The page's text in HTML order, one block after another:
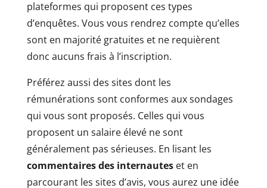
plateformes qui proposent ces types
d’enquêtes. Vous vous rendrez compte qu’elles
sont en majorité gratuites et ne requièrent
donc aucuns frais à l’inscription.
Préférez aussi des sites dont les
rémunérations sont conformes aux sondages
qui vous sont proposés. Celles qui vous
proposent un salaire élevé ne sont
généralement pas sérieuses. En lisant les
commentaires des internauteset en
parcourant les sites d’avis, vous aurez une idée